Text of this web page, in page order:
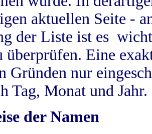
aktuellen Seite -
der Liste ist es
überprüfen. Eine
Gründen nur
Tag, Monat und Jahr.
der Namen